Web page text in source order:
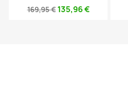
169,95 € 135,96 €